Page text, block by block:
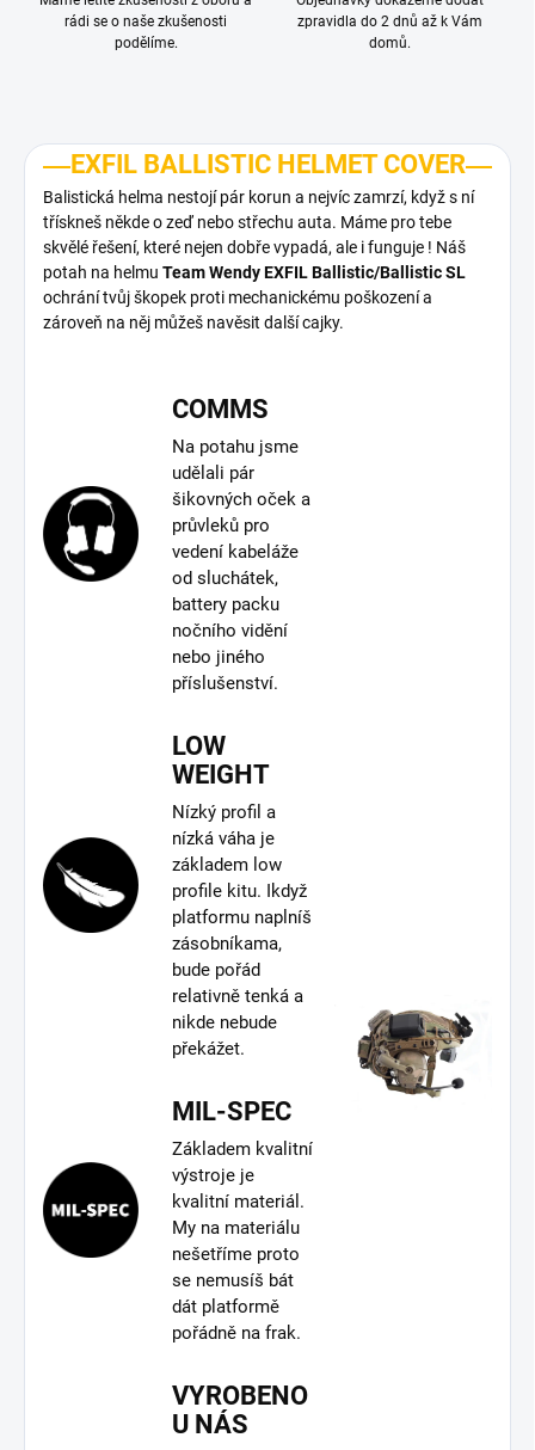
rádi se o naše zkušenosti
podělíme.
zpravidla do 2 dnů až k Vám
domů.
EXFIL BALLISTIC HELMET COVER
Balistická helma nestojí pár korun a nejvíc zamrzí, když s ní
třískneš někde o zeď nebo střechu auta. Máme pro tebe
skvělé řešení, které nejen dobře vypadá, ale i funguje ! Náš
potah na helmu Team Wendy EXFIL Ballistic/Ballistic SL
ochrání tvůj škopek proti mechanickému poškození a
zároveň na něj můžeš navěsit další cajky.
COMMS
Na potahu jsme
udělali pár
šikovných oček a
průvleků pro
vedení kabeláže
od sluchátek,
battery packu
nočního vidění
nebo jiného
příslušenství.
LOW
WEIGHT
Nízký profil a
nízká váha je
základem low
profile kitu. Ikdyž
platformu naplníš
zásobníkama,
bude pořád
relativně tenká a
nikde nebude
překážet.
MIL-SPEC
Základem kvalitní
výstroje je
kvalitní materiál.
My na materiálu
nešetříme proto
se nemusíš bát
dát platformě
pořádně na frak.
VYROBENO
U NÁS